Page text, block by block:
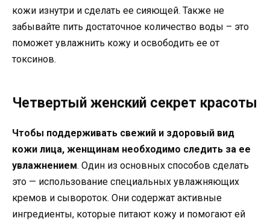
кожи изнутри и сделать ее сияющей. Также не
забывайте пить достаточное количество воды – это
поможет увлажнить кожу и освободить ее от
токсинов.
Четвертый женский секрет красоты
Чтобы поддерживать свежий и здоровый вид
кожи лица, женщинам необходимо следить за ее
увлажнением. Один из основных способов сделать
это — использование специальных увлажняющих
кремов и сывороток. Они содержат активные
ингредиенты, которые питают кожу и помогают ей